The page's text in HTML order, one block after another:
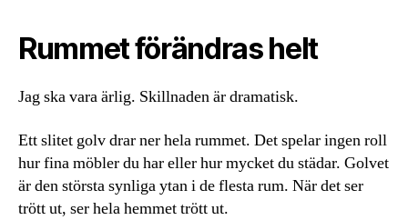
Rummet förändras helt
Jag ska vara ärlig. Skillnaden är dramatisk.
Ett slitet golv drar ner hela rummet. Det spelar ingen roll
hur fina möbler du har eller hur mycket du städar. Golvet
är den största synliga ytan i de flesta rum. När det ser
trött ut, ser hela hemmet trött ut.